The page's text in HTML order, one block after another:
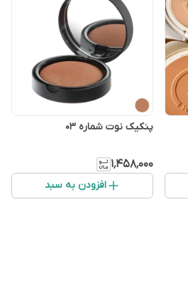
پنکیک نوت شماره 03
۱٬۴۵۸٬۰۰۰
افزودن به سبد